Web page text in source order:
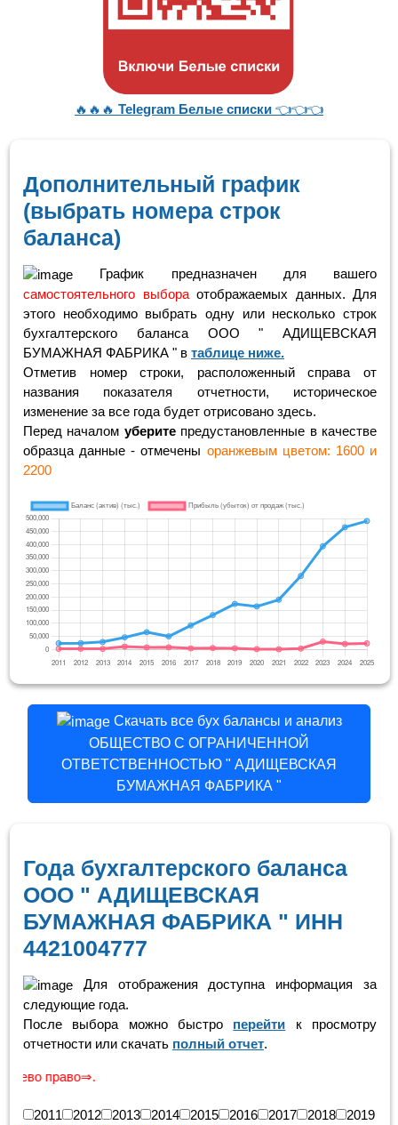
🔥🔥🔥 Telegram Белые списки 👈👈👈
Дополнительный график
(выбрать номера строк
баланса)
График предназначен для вашего
самостоятельного выбораотображаемых данных. Для
этого необходимо выбрать одну или несколько строк
бухгалтерского баланса ООО " АДИЩЕВСКАЯ
БУМАЖНАЯ ФАБРИКА " в таблице ниже.
Отметив номер строки, расположенный справа от
названия показателя отчетности, историческое
изменение за все года будет отрисовано здесь.
Перед началом уберитепредустановленные в качестве
образца данные - отмечены оранжевым цветом: 1600 и
2200
Скачать все бух балансы и анализ
ОБЩЕСТВО С ОГРАНИЧЕННОЙ
ОТВЕТСТВЕННОСТЬЮ " АДИЩЕВСКАЯ
БУМАЖНАЯ ФАБРИКА "
Года бухгалтерского баланса
ООО " АДИЩЕВСКАЯ
БУМАЖНАЯ ФАБРИКА " ИНН
4421004777
Для отображения доступна информация за
следующие года.
После выбора можно быстро перейти к просмотру
отчетности или скачать полный отчет.
2011 2012 2013 2014 2015 2016 2017 2018
2019